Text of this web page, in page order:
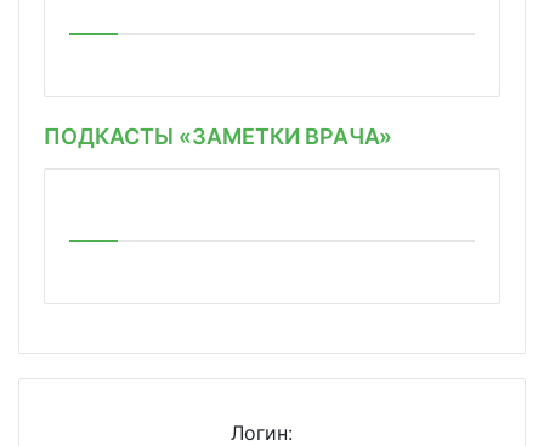
ПОДКАСТЫ «ЗАМЕТКИ ВРАЧА»
Логин: